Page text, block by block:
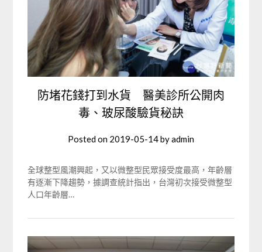
防堵花錢打到水貨 醫美診所公開肉
毒、玻尿酸驗貨秘訣
Posted on 2019-05-14byadmin
全球整型風潮興起，又以微整型民眾接受度最高，年齡層
有逐漸下降趨勢，據調查統計指出，台灣初次接受微整型
人口年齡層…